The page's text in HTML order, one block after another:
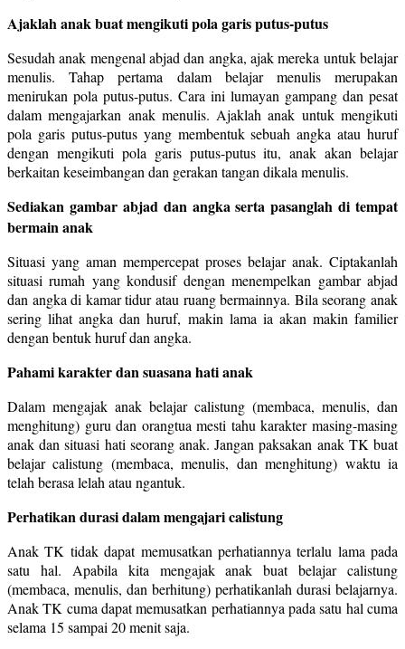
Ajaklah anak buat mengikuti pola garis putus-putus
Sesudah anak mengenal abjad dan angka, ajak mereka untuk belajar
menulis. Tahap pertama dalam belajar menulis merupakan
menirukan pola putus-putus. Cara ini lumayan gampang dan pesat
dalam mengajarkan anak menulis. Ajaklah anak untuk mengikuti
pola garis putus-putus yang membentuk sebuah angka atau huruf
dengan mengikuti pola garis putus-putus itu, anak akan belajar
berkaitan keseimbangan dan gerakan tangan dikala menulis.
Sediakan gambar abjad dan angka serta pasanglah di tempat
bermain anak
Situasi yang aman mempercepat proses belajar anak. Ciptakanlah
situasi rumah yang kondusif dengan menempelkan gambar abjad
dan angka di kamar tidur atau ruang bermainnya. Bila seorang anak
sering lihat angka dan huruf, makin lama ia akan makin familier
dengan bentuk huruf dan angka.
Pahami karakter dan suasana hati anak
Dalam mengajak anak belajar calistung (membaca, menulis, dan
menghitung) guru dan orangtua mesti tahu karakter masing-masing
anak dan situasi hati seorang anak. Jangan paksakan anak TK buat
belajar calistung (membaca, menulis, dan menghitung) waktu ia
telah berasa lelah atau ngantuk.
Perhatikan durasi dalam mengajari calistung
Anak TK tidak dapat memusatkan perhatiannya terlalu lama pada
satu hal. Apabila kita mengajak anak buat belajar calistung
(membaca, menulis, dan berhitung) perhatikanlah durasi belajarnya.
Anak TK cuma dapat memusatkan perhatiannya pada satu hal cuma
selama 15 sampai 20 menit saja.